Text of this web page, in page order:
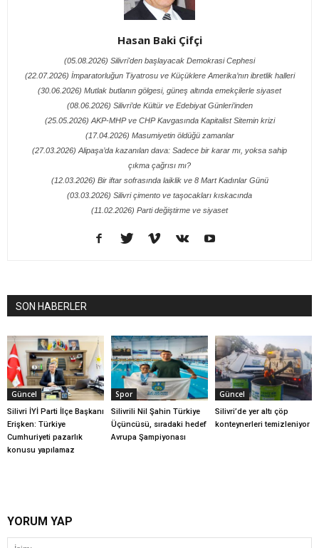
Hasan Baki Çifçi
(05.08.2026) Silivri'den başlayacak Demokrasi Cephesi
(22.07.2026) İmparatorluğun Tiyatrosu ve Küçüklere Amerika’nın ibretlik halleri
(30.06.2026) Mutlak butlanın gölgesi, güneş altında emekçilerle siyaset
(08.06.2026) Silivri’de Kültür ve Edebiyat Günleri’inden
(25.05.2026) AKP-MHP ve CHP Kavgasında Kapitalist Sitemin krizi
(17.04.2026) Masumiyetin öldüğü zamanlar
(27.03.2026) Alipaşa’da kazanılan dava: Sadece bir karar mı, yoksa sahip
çıkma çağrısı mı?
(12.03.2026) Bir iftar sofrasında laiklik ve 8 Mart Kadınlar Günü
(03.03.2026) Silivri çimento ve taşocakları kıskacında
(11.02.2026) Parti değiştirme ve siyaset
SON HABERLER
Güncel
Silivri İYİ Parti İlçe Başkanı
Erişken: Türkiye
Cumhuriyeti pazarlık
konusu yapılamaz
Spor
Silivrili Nil Şahin Türkiye
Üçüncüsü, sıradaki hedef
Avrupa Şampiyonası
Güncel
Silivri’de yer altı çöp
konteynerleri temizleniyor
YORUM YAP